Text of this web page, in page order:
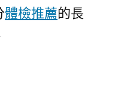
體檢推薦的長